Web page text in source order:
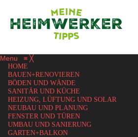
Menu ≡ ╳
HOME
BAUEN+RENOVIEREN
BÖDEN UND WÄNDE
SANITÄR UND KÜCHE
HEIZUNG, LÜFTUNG UND SOLAR
NEUBAU UND PLANUNG
FENSTER UND TÜREN
UMBAU UND SANIERUNG
GARTEN+BALKON